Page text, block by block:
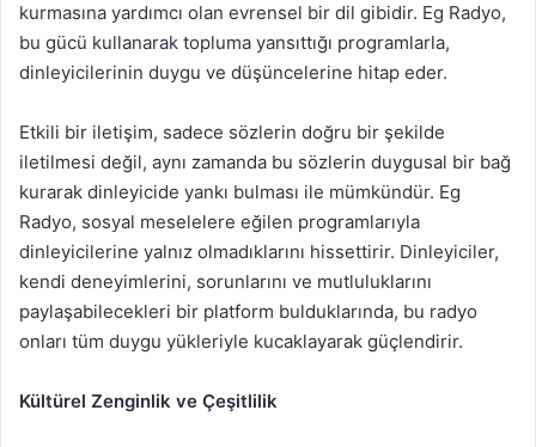
kurmasına yardımcı olan evrensel bir dil gibidir. Eg Radyo,
bu gücü kullanarak topluma yansıttığı programlarla,
dinleyicilerinin duygu ve düşüncelerine hitap eder.
Etkili bir iletişim, sadece sözlerin doğru bir şekilde
iletilmesi değil, aynı zamanda bu sözlerin duygusal bir bağ
kurarak dinleyicide yankı bulması ile mümkündür. Eg
Radyo, sosyal meselelere eğilen programlarıyla
dinleyicilerine yalnız olmadıklarını hissettirir. Dinleyiciler,
kendi deneyimlerini, sorunlarını ve mutluluklarını
paylaşabilecekleri bir platform bulduklarında, bu radyo
onları tüm duygu yükleriyle kucaklayarak güçlendirir.
Kültürel Zenginlik ve Çeşitlilik